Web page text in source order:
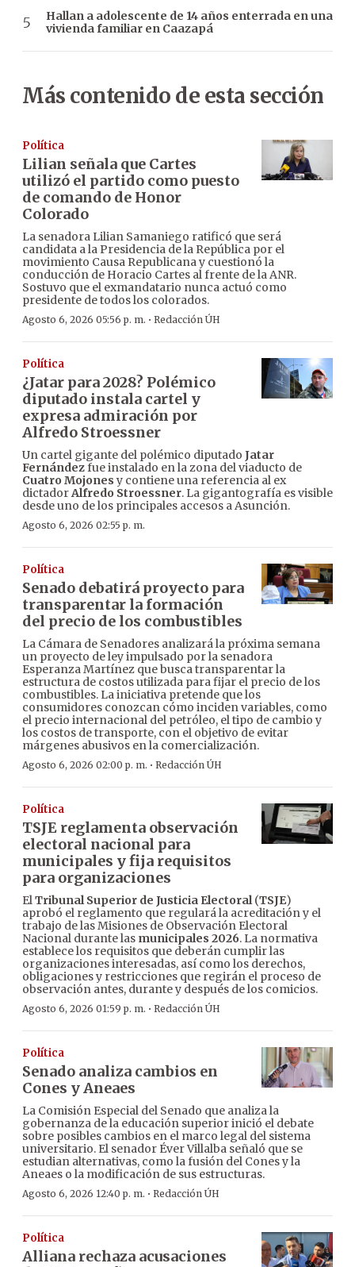
Hallan a adolescente de 14 años enterrada en una
vivienda familiar en Caazapá
Más contenido de esta sección
Política
Lilian señala que Cartes
utilizó el partido como puesto
de comando de Honor
Colorado
La senadora Lilian Samaniego ratificó que será
candidata a la Presidencia de la República por el
movimiento Causa Republicana y cuestionó la
conducción de Horacio Cartes al frente de la ANR.
Sostuvo que el exmandatario nunca actuó como
presidente de todos los colorados.
Agosto 6, 2026 05:56 p. m. · Redacción ÚH
Política
¿Jatar para 2028? Polémico
diputado instala cartel y
expresa admiración por
Alfredo Stroessner
Un cartel gigante del polémico diputado Jatar
Fernándezfue instalado en la zona del viaducto de
Cuatro Mojones y contiene una referencia al ex
dictadorAlfredo Stroessner. La gigantografía es visible
desde uno de los principales accesos a Asunción.
Agosto 6, 2026 02:55 p. m.
Política
Senado debatirá proyecto para
transparentar la formación
del precio de los combustibles
La Cámara de Senadores analizará la próxima semana
un proyecto de ley impulsado por la senadora
Esperanza Martínez que busca transparentar la
estructura de costos utilizada para fijar el precio de los
combustibles. La iniciativa pretende que los
consumidores conozcan cómo inciden variables, como
el precio internacional del petróleo, el tipo de cambio y
los costos de transporte, con el objetivo de evitar
márgenes abusivos en la comercialización.
Agosto 6, 2026 02:00 p. m. · Redacción ÚH
Política
TSJE reglamenta observación
electoral nacional para
municipales y fija requisitos
para organizaciones
ElTribunal Superior de Justicia Electoral(TSJE)
aprobó el reglamento que regulará la acreditación y el
trabajo de las Misiones de Observación Electoral
Nacional durante las municipales 2026. La normativa
establece los requisitos que deberán cumplir las
organizaciones interesadas, así como los derechos,
obligaciones y restricciones que regirán el proceso de
observación antes, durante y después de los comicios.
Agosto 6, 2026 01:59 p. m. · Redacción ÚH
Política
Senado analiza cambios en
Cones y Aneaes
La Comisión Especial del Senado que analiza la
gobernanza de la educación superior inició el debate
sobre posibles cambios en el marco legal del sistema
universitario. El senador Éver Villalba señaló que se
estudian alternativas, como la fusión del Cones y la
Aneaes o la modificación de sus estructuras.
Agosto 6, 2026 12:40 p. m. · Redacción ÚH
Política
Alliana rechaza acusaciones